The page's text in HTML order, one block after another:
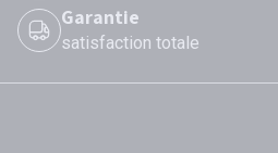
Garantie
satisfaction totale